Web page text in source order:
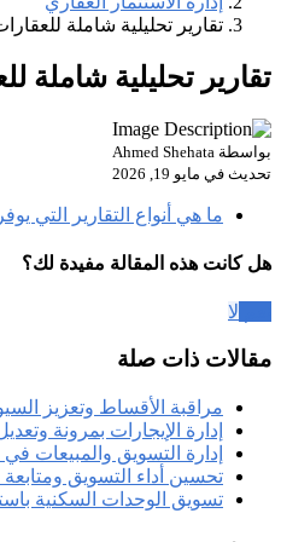
تقارير تحليلية شاملة
تقارير تحليلية شاملة
بواسطة
تحديث في مايو 19, 2026
ما هي أنواع التقارير التي
هل كانت هذه المقالة مفيدة لك؟
لا
مقالات ذات صلة
مراقبة الأقساط وتعزيز
إدارة الإيجارات بمرونة
إدارة التسويق والمبيعات
تحسين أداء التسويق ومتابعة
تسويق الوحدات السكنية